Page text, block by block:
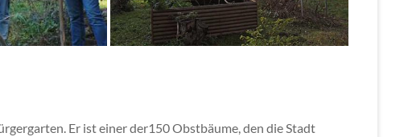
Er ist einer der150 Obstbäume, den die Stadt